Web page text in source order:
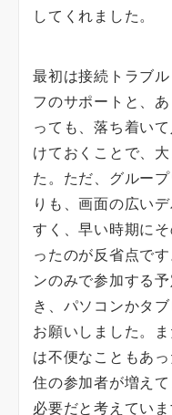
してくれました。
最初は接続トラブ
フのサポートと、
っても、落ち着い
けておくことで、
た。ただ、グルー
りも、画面の広い
すく、早い時期に
ったのが反省点で
ンのみで参加する
き、パソコンかタ
お願いしました。
は不便なこともあ
住の参加者が増え
必要だと考えていま